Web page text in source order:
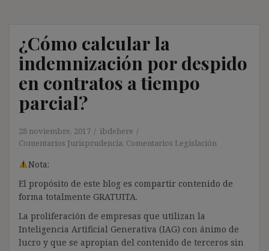
¿Cómo calcular la
indemnización por despido
en contratos a tiempo
parcial?
28 noviembre, 2017
ibdehere
Comentarios Jurisprudencia, Comentarios Legislación
Nota:
El propósito de este blog es compartir contenido de
forma totalmente GRATUITA.
La proliferación de empresas que utilizan la
Inteligencia Artificial Generativa (IAG) con ánimo de
lucro y que se apropian del contenido de terceros sin